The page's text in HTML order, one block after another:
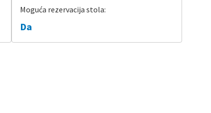
Moguća rezervacija stola:
Da